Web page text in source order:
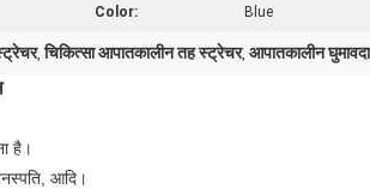
Color: Blue
,चिकित्सा आपातकालीन तह स्ट्रेचर, आपातकालीन
है।
आदि।